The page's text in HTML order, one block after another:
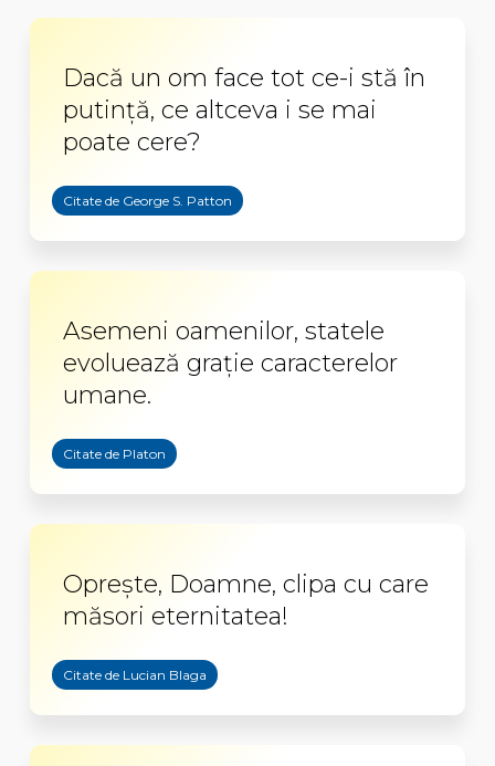
Dacă un om face tot ce-i stă în
putinţă, ce altceva i se mai
poate cere?
Citate de George S. Patton
Asemeni oamenilor, statele
evoluează graţie caracterelor
umane.
Citate de Platon
Oprește, Doamne, clipa cu care
măsori eternitatea!
Citate de Lucian Blaga